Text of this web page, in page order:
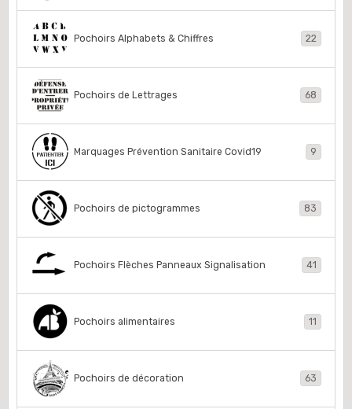
Pochoirs Alphabets & Chiffres 22
Pochoirs de Lettrages 68
Marquages Prévention Sanitaire Covid19 9
Pochoirs de pictogrammes 83
Pochoirs Flèches Panneaux Signalisation 41
Pochoirs alimentaires 11
Pochoirs de décoration 63